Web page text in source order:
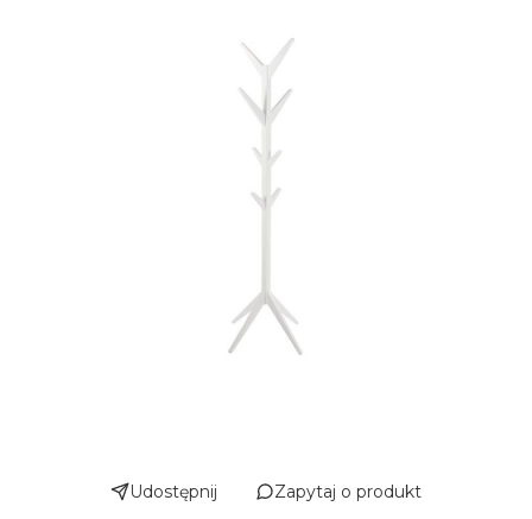
Udostępnij Zapytaj o produkt